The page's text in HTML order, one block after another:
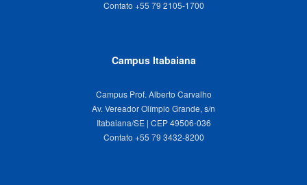
Campus Itabaiana
Campus Prof. Alberto Carvalho
Av. Vereador Olímpio Grande, s/n
Itabaiana/SE | CEP 49506-036